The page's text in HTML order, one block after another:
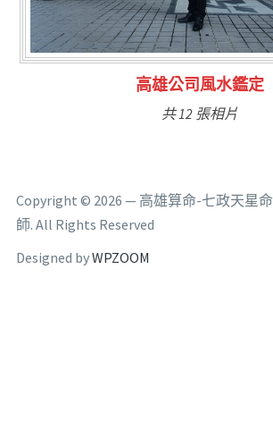
林氏福主量子
共 6 張相
Copyright © 2026 — 高雄算命-七政天星
師. All Rights Reserved
Designed byWPZOOM